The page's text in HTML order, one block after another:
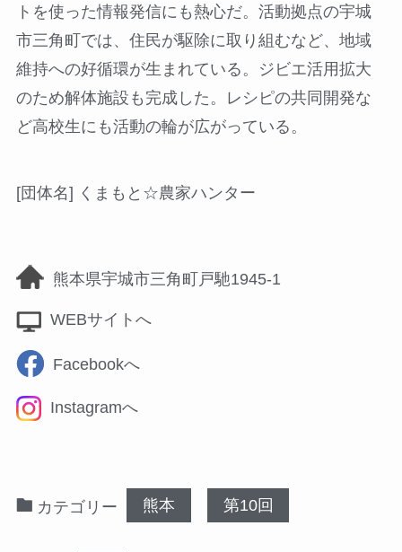
トを使った情報発信にも熱心だ。活動拠点の宇城
市三角町では、住民が駆除に取り組むなど、地域
維持への好循環が生まれている。ジビエ活用拡大
のため解体施設も完成した。レシピの共同開発な
ど高校生にも活動の輪が広がっている。
[団体名] くまもと☆農家ハンター
熊本県宇城市三角町戸馳1945-1
WEBサイトへ
Facebookへ
Instagramへ
カテゴリー 熊本 第10回